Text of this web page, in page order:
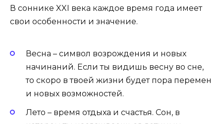
В соннике XXI века каждое время года имеет
свои особенности и значение.
Весна – символ возрождения и новых
начинаний. Если ты видишь весну во сне,
то скоро в твоей жизни будет пора перемен
и новых возможностей.
Лето – время отдыха и счастья. Сон, в